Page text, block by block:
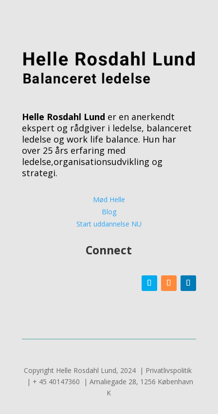
Helle Rosdahl Lund er en anerkendt
ekspert og rådgiver i ledelse, balanceret
ledelse og work life balance. Hun har
over 25 års erfaring med
ledelse,organisationsudvikling og
strategi.
Mød Helle
Blog
Start uddannelse NU
Connect
Copyright Helle Rosdahl Lund, 2024 | Privatlivspolitik
| + 45 40147360 | Amaliegade 28, 1256 København
K